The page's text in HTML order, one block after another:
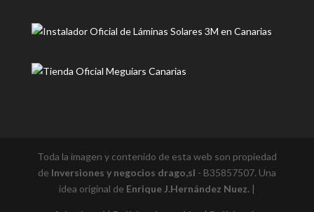
Toda la imagen y contenido de esta web son propiedad
de Inversiones y negocios drago,sl - B35857507. Una
idea original de Enrique J.Hernández Nuez.|